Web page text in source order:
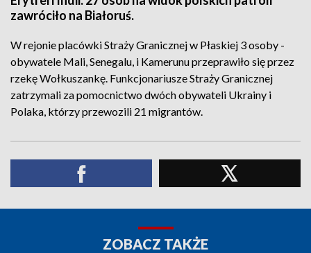
zawróciło na Białoruś.
W rejonie placówki Straży Granicznej w Płaskiej 3 osoby -
obywatele Mali, Senegalu, i Kamerunu przeprawiło się przez
rzekę Wołkuszankę. Funkcjonariusze Straży Granicznej
zatrzymali za pomocnictwo dwóch obywateli Ukrainy i
Polaka, którzy przewozili 21 migrantów.
ZOBACZ TAKŻE